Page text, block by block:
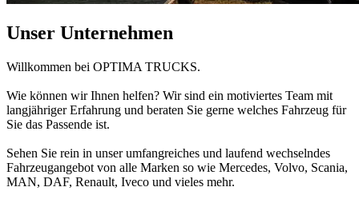
Unser Unternehmen
Willkommen bei OPTIMA TRUCKS.
Wie können wir Ihnen helfen? Wir sind ein motiviertes Team mit
langjähriger Erfahrung und beraten Sie gerne welches Fahrzeug für
Sie das Passende ist.
Sehen Sie rein in unser umfangreiches und laufend wechselndes
Fahrzeugangebot von alle Marken so wie Mercedes, Volvo, Scania,
MAN, DAF, Renault, Iveco und vieles mehr.